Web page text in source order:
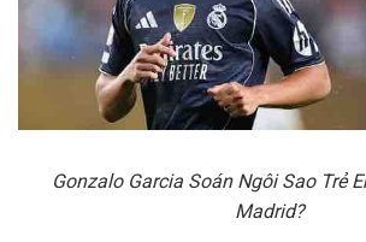
Gonzalo Garcia Soán Ngôi Sao Trẻ
Madrid?